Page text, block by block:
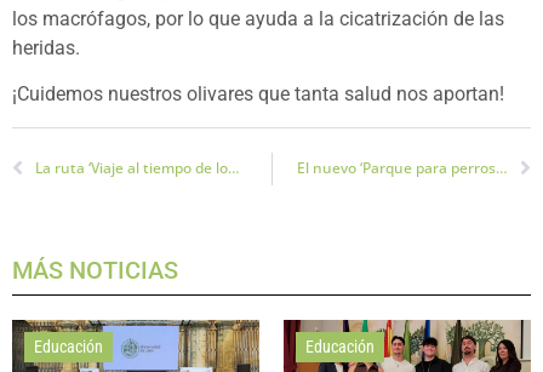
los macrófagos, por lo que ayuda a la cicatrización de las
heridas.
¡Cuidemos nuestros olivares que tanta salud nos aportan!
La ruta ‘Viaje al tiempo de los Íberos’ recibe el Premio Excelencia en los Premios Andalucía de Turismo El nuevo ‘Parque para perros’ del Bulevar de 1000 m² estará listo en unos 15 días
MÁS NOTICIAS
Educación Educación